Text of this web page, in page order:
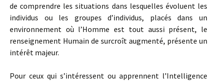
de comprendre les situations dans lesquelles évoluent les
individus ou les groupes d’individus, placés dans un
environnement où l’Homme est tout aussi présent, le
renseignement Humain de surcroît augmenté, présente un
intérêt majeur.
Pour ceux qui s’intéressent ou apprennent l’Intelligence